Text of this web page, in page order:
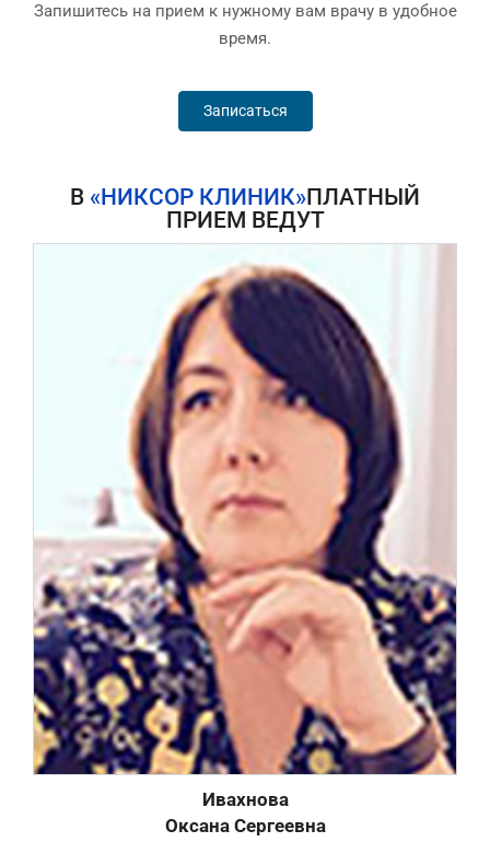
Запишитесь на прием к нужному вам врачу в удобное
время.
Записаться
В «НИКСОР КЛИНИК»ПЛАТНЫЙ
ПРИЕМ ВЕДУТ
Оксана Сергеевна